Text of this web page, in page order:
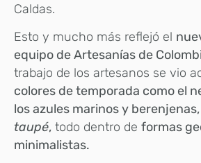
Caldas.
Esto y mucho más reflejó el
equipo de Artesanías de
trabajo de los artesanos se vio
colores de temporada como el
los azules marinos y
taupé, todo dentro de formas
minimalistas.